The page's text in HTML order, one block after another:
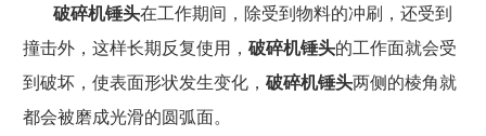
破碎机锤头在工作期间，除受到物料的冲刷，还受到
撞击外，这样长期反复使用， 破碎机锤头的工作面就会受
到破坏，使表面形状发生变化， 破碎机锤头两侧的棱角就
都会被磨成光滑的圆弧面。